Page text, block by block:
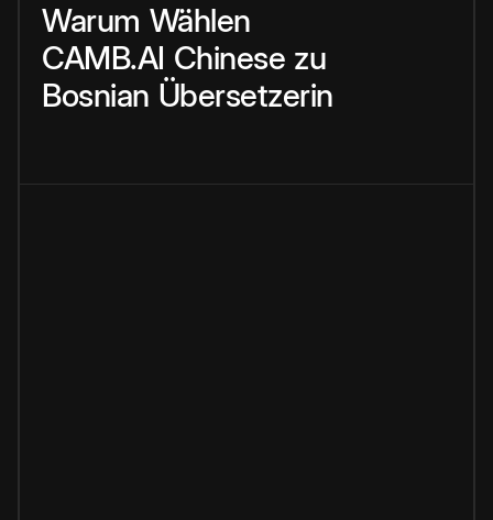
Warum Wählen
CAMB.AI Chinese zu
Bosnian Übersetzerin